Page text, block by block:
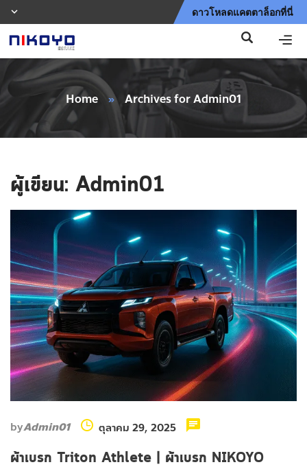
ดาวโหลดแคตตาล็อกที่นี่
Home » Archives for Admin01
ผู้เขียน: Admin01
byAdmin01 ตุลาคม 29, 2025
ผ้าเบรก Triton Athlete | ผ้าเบรก NIKOYO